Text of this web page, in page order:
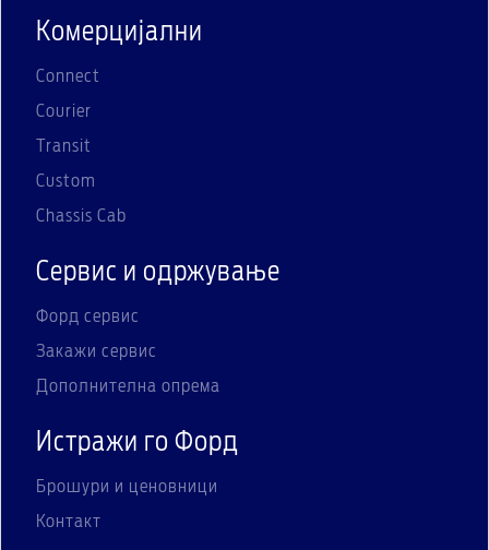
Комерцијални
Connect
Courier
Transit
Custom
Chassis Cab
Сервис и одржување
Форд сервис
Закажи сервис
Дополнителна опрема
Истражи го Форд
Брошури и ценовници
Контакт